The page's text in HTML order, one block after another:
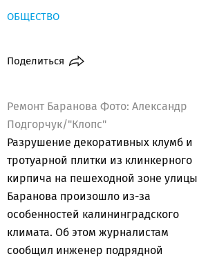
ОБЩЕСТВО
Поделиться
Ремонт Баранова Фото: Александр
Подгорчук/"Клопс"
Разрушение декоративных клумб и
тротуарной плитки из клинкерного
кирпича на пешеходной зоне улицы
Баранова произошло из-за
особенностей калининградского
климата. Об этом журналистам
сообщил инженер подрядной